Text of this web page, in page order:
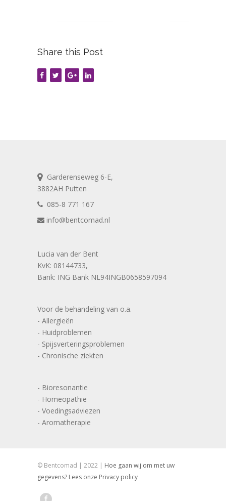
Share this Post
Garderenseweg 6-E,
3882AH Putten
085-8 771 167
info@bentcomad.nl
Lucia van der Bent
KvK: 08144733,
Bank: ING Bank NL94INGB0658597094
Voor de behandeling van o.a.
- Allergieën
- Huidproblemen
- Spijsverteringsproblemen
- Chronische ziekten
- Bioresonantie
- Homeopathie
- Voedingsadviezen
- Aromatherapie
© Bentcomad | 2022 | Hoe gaan wij om met uw
gegevens? Lees onze Privacy policy